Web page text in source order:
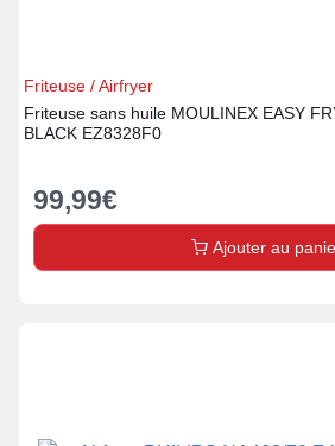
Friteuse / Airfryer
Friteuse sans huile MOULINEX EASY
BLACK EZ8328F0
99,99€
Ajouter au